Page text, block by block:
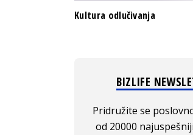
Kultura odlučivanja
BIZLIFE
Pridružite se
od 20000